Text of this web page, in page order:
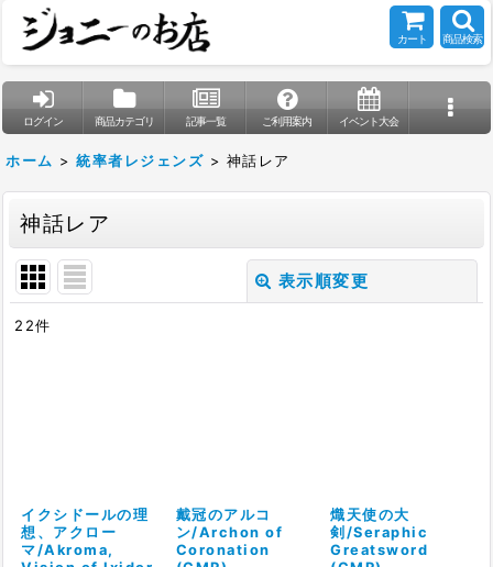
カート 商品検索
ログイン 商品カテゴリ 記事一覧 ご利用案内 イベント大会
ホーム > 統率者レジェンズ > 神話レア
神話レア
表示順変更
絞り込む
22件
イクシドールの理
想、アクロー
マ/Akroma,
戴冠のアルコ
ン/Archon of
Coronation
熾天使の大
剣/Seraphic
Greatsword